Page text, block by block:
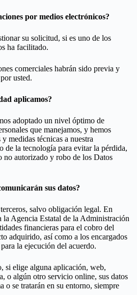
por medios electrónicos?
su solicitud, si es uno de los
ha facilitado.
comerciales habrán sido previa y
usted.
aplicamos?
adoptado un nivel óptimo de
que manejamos, y hemos
medidas técnicas a nuestra
de la tecnología para evitar la pérdida,
no autorizado y robo de los Datos
sus datos?
salvo obligación legal. En
la Agencia Estatal de la Administración
financieras para el cobro del
adquirido, así como a los encargados
la ejecución del acuerdo.
si elige alguna aplicación, web,
o algún otro servicio online, sus datos
o se tratarán en su entorno, siempre